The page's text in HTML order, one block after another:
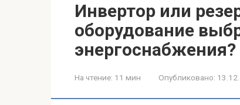
Инвертор или
оборудование
энергоснабжения?
На чтение: 11 мин Опубликовано: